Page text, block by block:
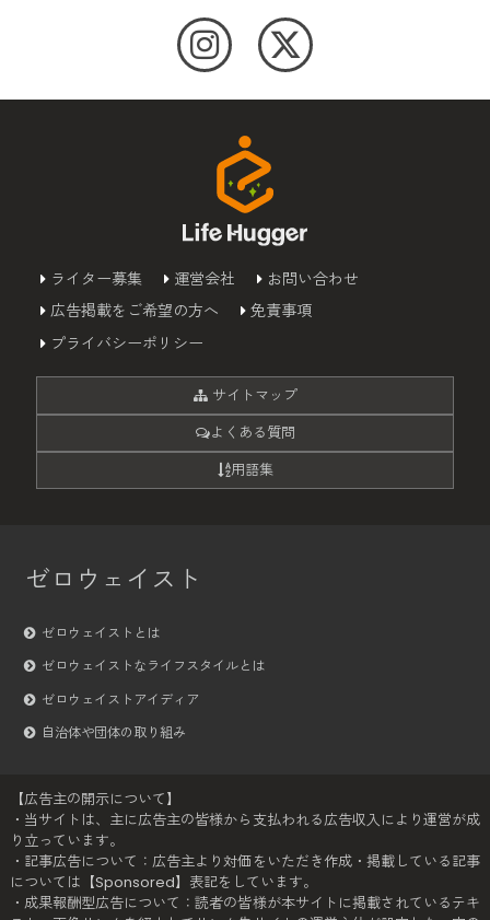
ライター募集 運営会社
お問い合わせ
広告掲載をご希望の方へ
免責事項
プライバシーポリシー
サイトマップ
よくある質問
用語集
ゼロウェイスト
ゼロウェイストとは
ゼロウェイストなライフスタイルとは
ゼロウェイストアイディア
自治体や団体の取り組み
【広告主の開示について】
・当サイトは、主に広告主の皆様から支払われる広告収入により運営が成
り立っています。
・記事広告について：広告主より対価をいただき作成・掲載している記事
については【Sponsored】表記をしています。
・成果報酬型広告について：読者の皆様が本サイトに掲載されているテキ